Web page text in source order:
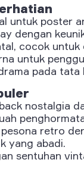
untuk poster
dengan
cocok untuk
untuk
pada
nostalgia
retro
yang abadi.
sentuhan